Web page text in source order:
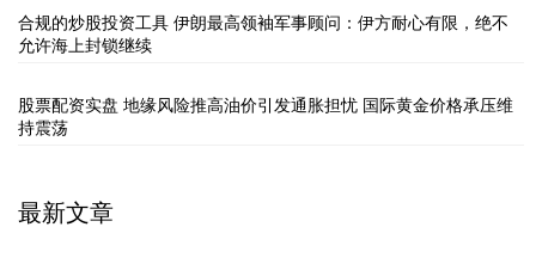
合规的炒股投资工具 伊朗最高领袖军事顾问：伊方耐心有限，绝不
允许海上封锁继续
股票配资实盘 地缘风险推高油价引发通胀担忧 国际黄金价格承压维
持震荡
最新文章